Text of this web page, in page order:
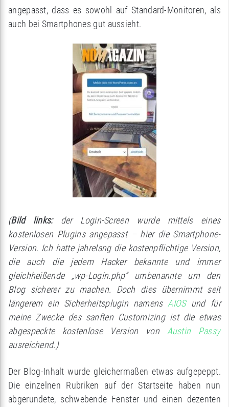
angepasst, dass es sowohl auf Standard-Monitoren, als
auch bei Smartphones gut aussieht.
(Bild links: der Login-Screen wurde mittels eines
kostenlosen Plugins angepasst – hier die Smartphone-
Version. Ich hatte jahrelang die kostenpflichtige Version,
die auch die jedem Hacker bekannte und immer
gleichheißende „wp-Login.php“ umbenannte um den
Blog sicherer zu machen. Doch dies übernimmt seit
längerem ein Sicherheitsplugin namensAIOSund für
meine Zwecke des sanften Customizing ist die etwas
abgespeckte kostenlose Version von Austin Passy
ausreichend.)
Der Blog-Inhalt wurde gleichermaßen etwas aufgepeppt.
Die einzelnen Rubriken auf der Startseite haben nun
abgerundete, schwebende Fenster und einen dezenten